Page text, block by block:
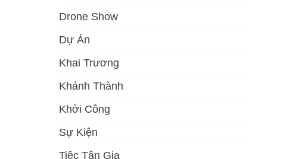
Drone Show
Dự Án
Khai Trương
Khánh Thành
Khởi Công
Sự Kiện
Tiệc Tân Gia